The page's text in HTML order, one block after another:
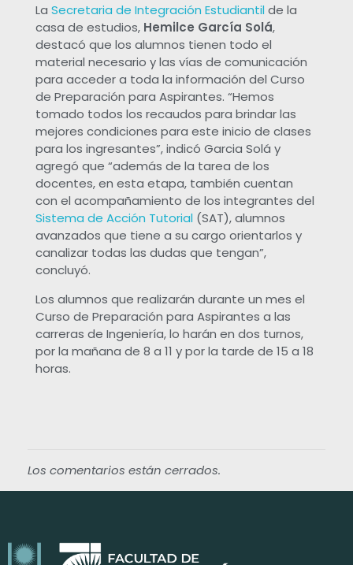
e
c
b
ó
a
m
á
s
e
4
0
La Secretaria de Integración Estudiantil de la
casa de estudios, Hemilce García Solá,
destacó que los alumnos tienen todo el
material necesario y las vías de comunicación
para acceder a toda la información del Curso
de Preparación para Aspirantes. “Hemos
tomado todos los recaudos para brindar las
mejores condiciones para este inicio de clases
para los ingresantes”, indicó Garcia Solá y
agregó que “además de la tarea de los
docentes, en esta etapa, también cuentan
con el acompañamiento de los integrantes del
Sistema de Acción Tutorial (SAT), alumnos
avanzados que tiene a su cargo orientarlos y
canalizar todas las dudas que tengan”,
concluyó.
Los alumnos que realizarán durante un mes el
Curso de Preparación para Aspirantes a las
carreras de Ingeniería, lo harán en dos turnos,
por la mañana de 8 a 11 y por la tarde de 15 a 18
horas.
Los comentarios están cerrados.